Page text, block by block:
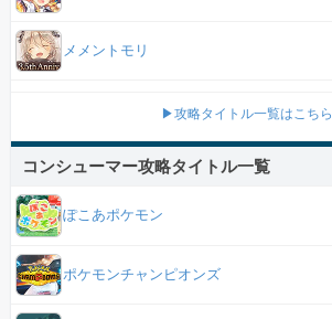
メメントモリ
▶攻略タイトル一覧はこちら
コンシューマー攻略タイトル一覧
ぽこあポケモン
ポケモンチャンピオンズ